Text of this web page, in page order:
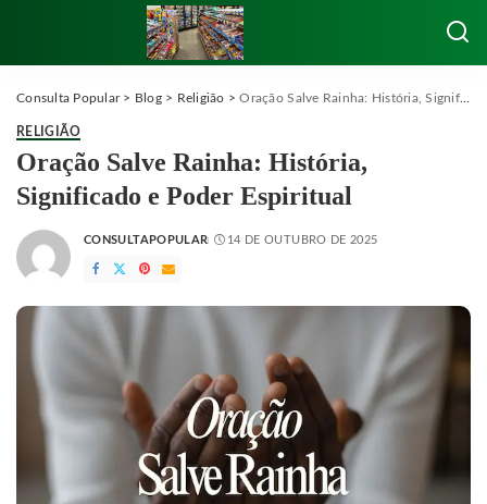
Consulta Popular> Blog> Religião >Oração Salve Rainha: História, Significado e Poder Espiritual
RELIGIÃO
Oração Salve Rainha: História,
Significado e Poder Espiritual
BY
CONSULTAPOPULAR 14 DE OUTUBRO DE 2025